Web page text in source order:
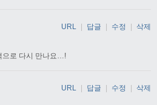
으로 다시 만나요…!
URL | 답글 | 수정 | 삭제
URL | 답글 | 수정 | 삭제